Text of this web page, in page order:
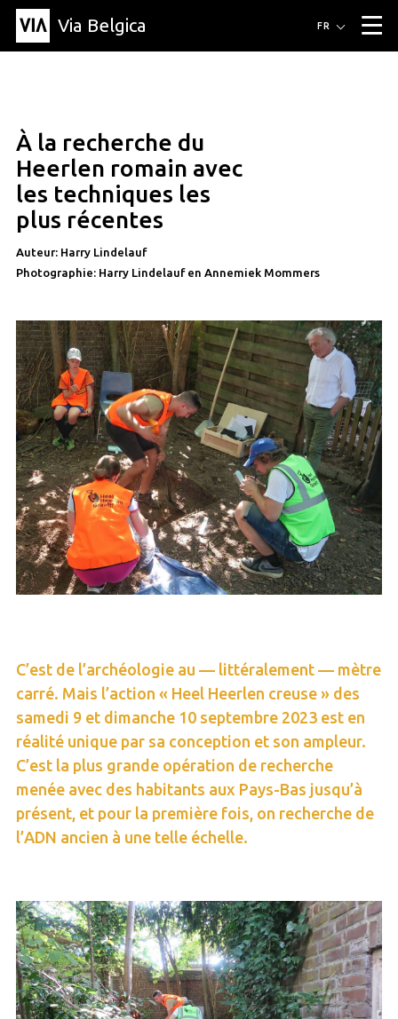
Via Belgica ▼
Article
Éducation
Recette
Amis
À propos de Via Belgica
À propos de via belgica
Recherche
Éducation
Amis
Le guide
Organisation
FR
article
À la recherche du
Heerlen romain avec
les techniques les
plus récentes
Auteur: Harry Lindelauf
Photographie: Harry Lindelauf en Annemiek Mommers
C’est de l’archéologie au — littéralement — mètre
carré. Mais l’action « Heel Heerlen creuse » des
samedi 9 et dimanche 10 septembre 2023 est en
réalité unique par sa conception et son ampleur.
C’est la plus grande opération de recherche
menée avec des habitants aux Pays-Bas jusqu’à
présent, et pour la première fois, on recherche de
l’ADN ancien à une telle échelle.